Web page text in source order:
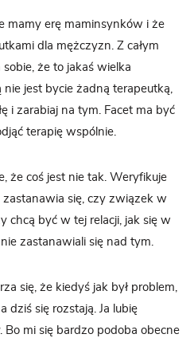
mamy erę maminsynków i że
dla mężczyzn. Z całym
sobie, że to jakaś wielka
nie jest bycie żadną terapeutką,
i zarabiaj na tym. Facet ma być
terapię wspólnie.
że coś jest nie tak. Weryfikuje
się, czy związek w
chcą być w tej relacji, jak się w
zastanawiali się nad tym.
się, że kiedyś jak był problem,
dziś się rozstają. Ja lubię
Bo mi się bardzo podoba obecne